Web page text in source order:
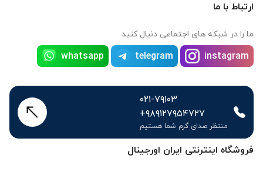
فروشگاه اینترنتی ایران اورجینال
ارتباط با ما
ما را در شبکه های اجتماعی دنبال کنید
instagram
telegram
whatsapp
۰۲۱-۷۹۱۰۳
+۹۸۹۱۲۷۹۵۴۷۲۷
منتظر صدای گرم شما هستیم